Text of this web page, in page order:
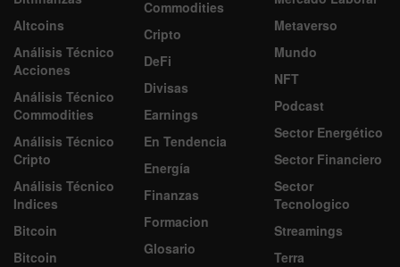
Altcoins
Análisis Técnico
Acciones
Análisis Técnico
Commodities
Análisis Técnico
Cripto
Análisis Técnico
Indices
Bitcoin
Bitcoin
Commodities
Cripto
DeFi
Divisas
Earnings
En Tendencia
Energía
Finanzas
Formacion
Glosario
Metaverso
Mundo
NFT
Podcast
Sector Energético
Sector Financiero
Sector
Tecnologico
Streamings
Terra